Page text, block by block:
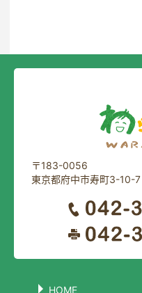
〒183-0056
東京都府中市寿町3-10-
HOME